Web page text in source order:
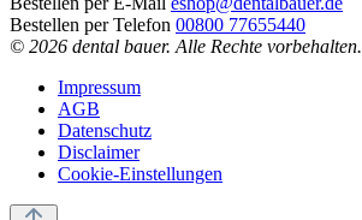
Bestellen per Telefon 00800 77655440
© 2026 dental bauer. Alle Rechte vorbehalten.
Impressum
AGB
Datenschutz
Disclaimer
Cookie-Einstellungen